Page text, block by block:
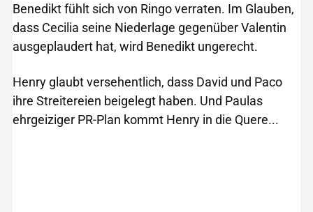
Benedikt fühlt sich von Ringo verraten. Im Glauben,
dass Cecilia seine Niederlage gegenüber Valentin
ausgeplaudert hat, wird Benedikt ungerecht.
Henry glaubt versehentlich, dass David und Paco
ihre Streitereien beigelegt haben. Und Paulas
ehrgeiziger PR-Plan kommt Henry in die Quere...